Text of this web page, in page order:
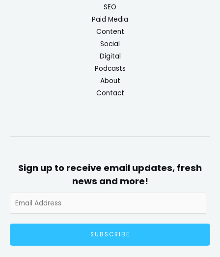
SEO
Paid Media
Content
Social
Digital
Podcasts
About
Contact
Sign up to receive email updates, fresh
news and more!
SUBSCRIBE